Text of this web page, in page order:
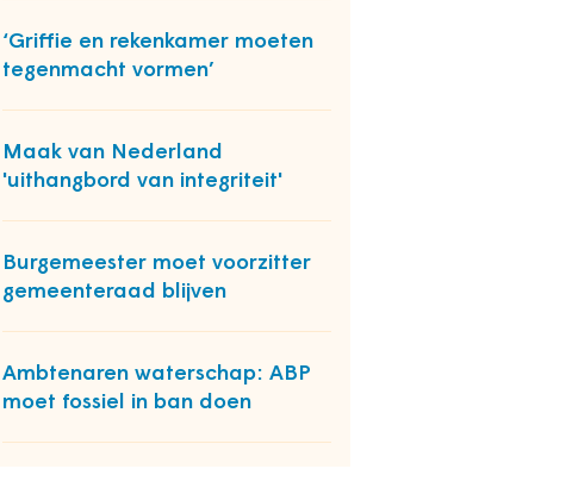
‘Griffie en rekenkamer moeten
tegenmacht vormen’
Maak van Nederland
'uithangbord van integriteit'
Burgemeester moet voorzitter
gemeenteraad blijven
Ambtenaren waterschap: ABP
moet fossiel in ban doen